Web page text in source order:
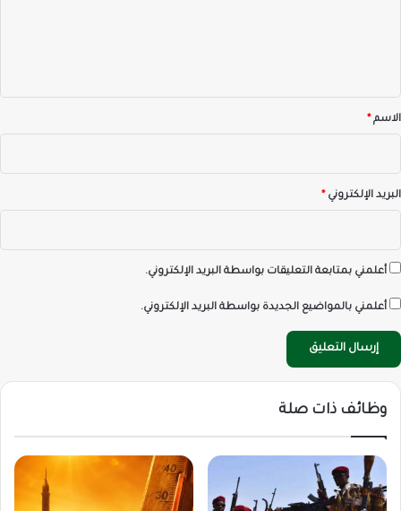
*الاسم*
البريد الإلكتروني*
أعلمني بمتابعة التعليقات بواسطة البريد الإلكتروني.
أعلمني بالمواضيع الجديدة بواسطة البريد الإلكتروني.
وظائف ذات صلة